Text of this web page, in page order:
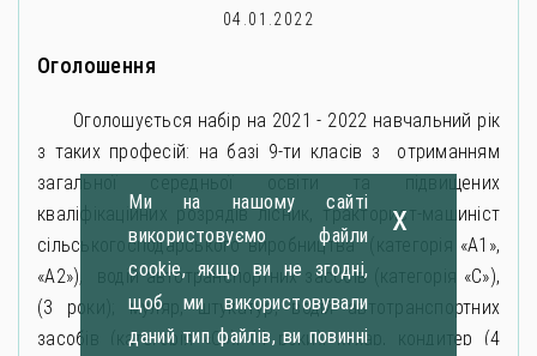
04.01.2022
Оголошення
Оголошується набір на 2021 - 2022 навчальний рік
з таких професій: на базі 9-ти класів з отриманням
загальної середньої освіти та підвищених
кваліфікаційних розрядів лісник, тракторист-машиніст
сільськогосподарського виробництва (категорія «А1»,
«А2»), водій автотранспортних засобів (категорія «С»),
(3 роки); муляр, штукатур, водій автотранспортних
засобів (категорія «С»), (4 роки); кухар, кондитер (4
Ми на нашому сайті
використовуємо файли
cookie, якщо ви не згодні,
щоб ми використовували
даний тип файлів, ви повинні
x